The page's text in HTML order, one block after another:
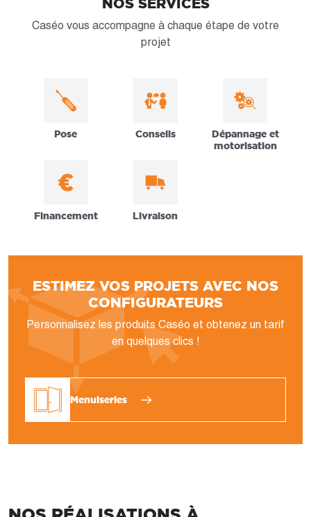
Caséo vous accompagne à chaque étape de votre
projet
Pose Conseils
Dépannage et
motorisation
Financement Livraison
ESTIMEZ VOS PROJETS AVEC NOS
CONFIGURATEURS
Personnalisez les produits Caséo et obtenez un tarif
en quelques clics !
Menuiseries